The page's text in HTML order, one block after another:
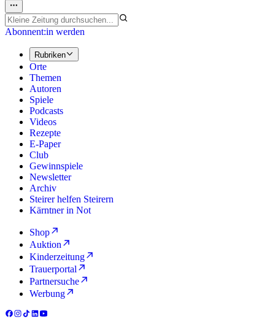
Abonnent:in werden
Rubriken
Orte
Themen
Autoren
Spiele
Podcasts
Videos
Rezepte
E-Paper
Club
Gewinnspiele
Newsletter
Archiv
Steirer helfen Steirern
Kärntner in Not
Shop
Auktion
Kinderzeitung
Trauerportal
Partnersuche
Werbung